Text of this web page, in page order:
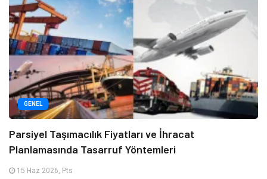
GENEL
Parsiyel Taşımacılık Fiyatları ve İhracat
Planlamasında Tasarruf Yöntemleri
15 Haz 2026, Pts